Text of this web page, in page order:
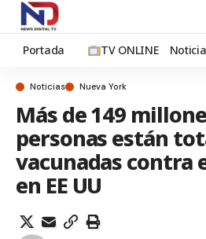
Portada TV ONLINE
Noticias Nueva York
Más de 149
personas están
vacunadas contra
en EE UU